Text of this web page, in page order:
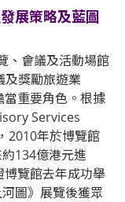
展策略及藍圖
、會議及活動場館
及獎勵旅遊業
當重要角色。根據
Services
2010年於博覽館
134億港元進
覽館去年成功舉
圖》展覽後獲眾